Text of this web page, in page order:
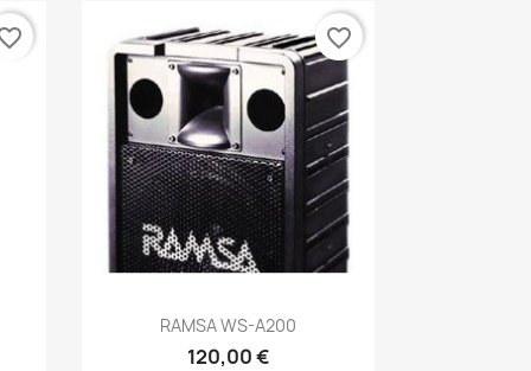
Aperçu rapide
RAMSA WS-A200
120,00 €
favorite_border